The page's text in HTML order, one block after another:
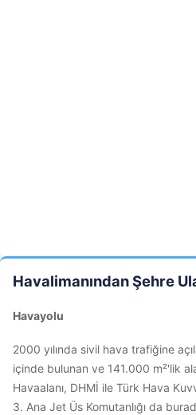
Havalimanından Şehre
Havayolu
2000 yılında sivil hava trafiğine
içinde bulunan ve 141.000 m²'lik
Havaalanı, DHMİ ile Türk Hava
3. Ana Jet Üs Komutanlığı da